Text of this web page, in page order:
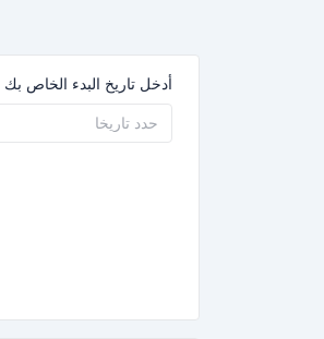
أدخل تاريخ البدء الخاص بك